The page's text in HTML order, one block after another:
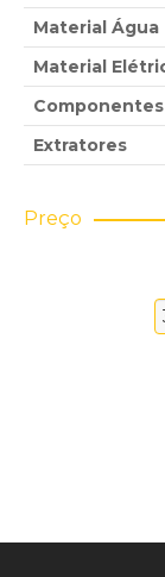
Material Água
Material
Extratores
Preço